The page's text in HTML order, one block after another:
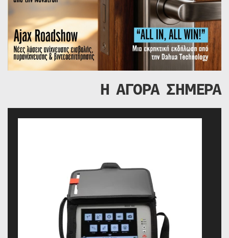
Η ΑΓΟΡΑ ΣΗΜΕΡΑ